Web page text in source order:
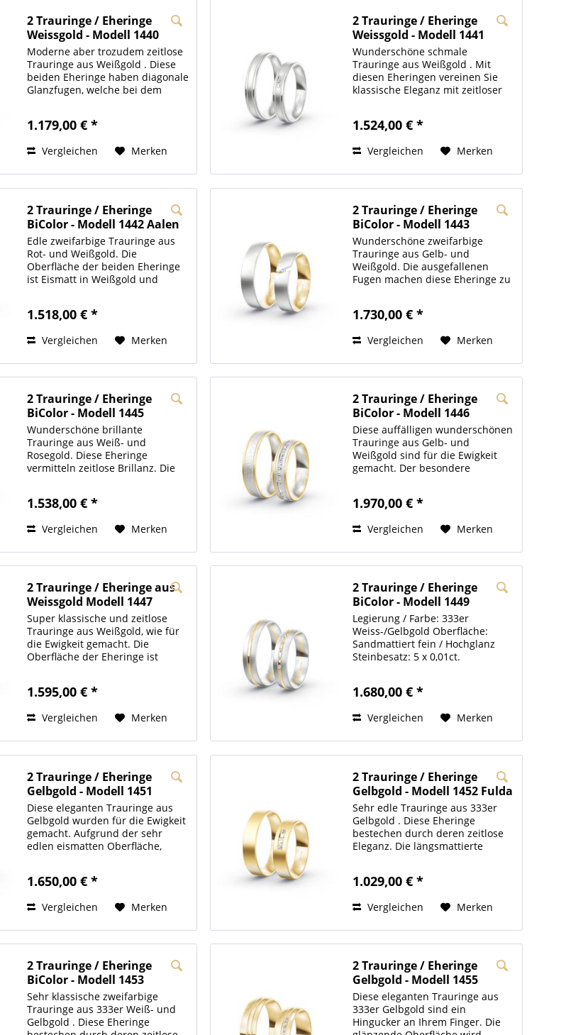
2 Trauringe / Eheringe
Weissgold - Modell 1440
Würzburg
Moderne aber trozudem zeitlose
Trauringe aus Weißgold . Diese
beiden Eheringe haben diagonale
Glanzfugen, welche bei dem
längsmatten restlichen Teil
wird...
1.179,00 € *
Vergleichen Merken
2 Trauringe / Eheringe
Weissgold - Modell 1441
Ansbach
Wunderschöne schmale
Trauringe aus Weißgold . Mit
diesen Eheringen vereinen Sie
klassische Eleganz mit zeitloser
Zirkonia (optional: Brillant )
unserer...
1.524,00 € *
Vergleichen Merken
2 Trauringe / Eheringe
BiColor - Modell 1442 Aalen
Edle zweifarbige Trauringe aus
Rot- und Weißgold. Die
Oberfläche der beiden Eheringe
ist Eismatt in Weißgold und
drei 0,02ct. Zirkonia Steine
1.518,00 € *
Vergleichen Merken
2 Trauringe / Eheringe
BiColor - Modell 1443
Hannover
Wunderschöne zweifarbige
Trauringe aus Gelb- und
Weißgold. Die ausgefallenen
Fugen machen diese Eheringe zu
die sehr edle quermatte
unserer Trauringe...
1.730,00 € *
Vergleichen Merken
2 Trauringe / Eheringe
BiColor - Modell 1445
Bremen
Wunderschöne brillante
Trauringe aus Weiß- und
Rosegold. Diese Eheringe
vermitteln zeitlose Brillanz. Die
Damenherz höher schlagen. Die
sind bombiert ,...
1.538,00 € *
Vergleichen Merken
2 Trauringe / Eheringe
BiColor - Modell 1446
Dortmund
Diese auffälligen wunderschönen
Trauringe aus Gelb- und
Weißgold sind für die Ewigkeit
gemacht. Der besondere
der längsmatten Oberfläche. Die
Damenrings sind...
1.970,00 € *
Vergleichen Merken
2 Trauringe / Eheringe aus
Weissgold Modell 1447
Karlsruhe
Super klassische und zeitlose
Trauringe aus Weißgold, wie für
die Ewigkeit gemacht. Die
Oberfläche der Eheringe ist
sandmatten Fugen. Die funkelnde
Zirkonia...
1.595,00 € *
Vergleichen Merken
2 Trauringe / Eheringe
BiColor - Modell 1449
Ingolstadt
Legierung / Farbe: 333er
Weiss-/Gelbgold Oberfläche:
Sandmattiert fein / Hochglanz
Steinbesatz: 5 x 0,01ct.
mm Lieferzeit : 8 Werktage
1.680,00 € *
Vergleichen Merken
2 Trauringe / Eheringe
Gelbgold - Modell 1451
Regensburg
Diese eleganten Trauringe aus
Gelbgold wurden für die Ewigkeit
gemacht. Aufgrund der sehr
edlen eismatten Oberfläche,
sind zusätzlich noch drei 0,02
1.650,00 € *
Vergleichen Merken
2 Trauringe / Eheringe
Gelbgold - Modell 1452 Fulda
Sehr edle Trauringe aus 333er
Gelbgold . Diese Eheringe
bestechen durch deren zeitlose
Eleganz. Die längsmattierte
Brillantschliff gekrönt. Bei Bedarf
1.029,00 € *
Vergleichen Merken
2 Trauringe / Eheringe
BiColor - Modell 1453
Duisburg
Sehr klassische zweifarbige
Trauringe aus 333er Weiß- und
Gelbgold . Diese Eheringe
2 Trauringe / Eheringe
Gelbgold - Modell 1455
Wolfsburg
Diese eleganten Trauringe aus
333er Gelbgold sind ein
Hingucker an Ihrem Finger. Die